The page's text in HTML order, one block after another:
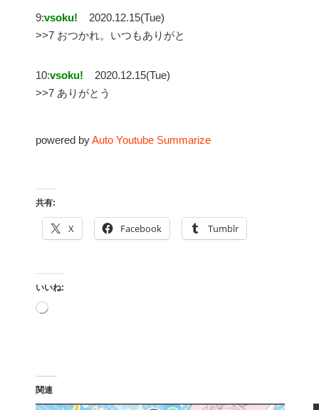
9:vsoku!
2020.12.15(Tue)
>>7 おつかれ。いつもありがと
10:vsoku!
2020.12.15(Tue)
>>7 ありがとう
powered byAuto Youtube Summarize
共有:
X Facebook Tumblr
いいね:
読
関連